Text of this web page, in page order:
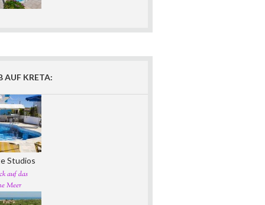
AUF KRETA:
Studios
auf das
Meer